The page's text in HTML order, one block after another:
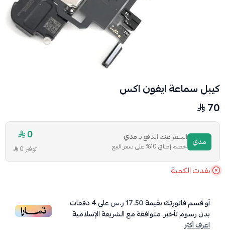
كيبل سماعة ايفون اكس
70
مدي السعر عند الدفع بـمدي
خصم إضافي 10% على سعر البيع
0
توفير 0
نفدت الكمية
أو قسم فاتورتك بقيمة17.50 ر.س على4دفعات
بدون رسوم تأخير، متوافقة مع الشريعة الإسلامية
اعرف أكثر